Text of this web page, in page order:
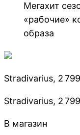
Мегахит
«рабочие»
образа
Stradivarius, 2
Stradivarius, 2
В магазин